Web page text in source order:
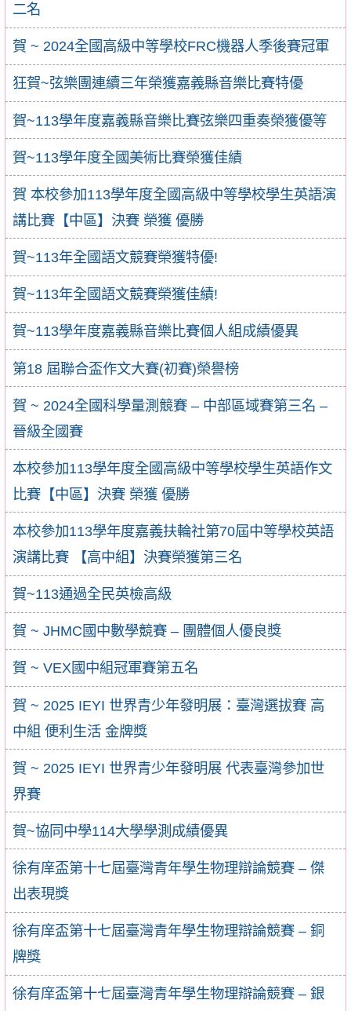
二名
賀 ~ 2024全國高級中等學校FRC機器人季後賽冠軍
狂賀~弦樂團連續三年榮獲嘉義縣音樂比賽特優
賀~113學年度嘉義縣音樂比賽弦樂四重奏榮獲優等
賀~113學年度全國美術比賽榮獲佳績
賀 本校參加113學年度全國高級中等學校學生英語演
講比賽【中區】決賽 榮獲 優勝
賀~113年全國語文競賽榮獲特優!
賀~113年全國語文競賽榮獲佳績!
賀~113學年度嘉義縣音樂比賽個人組成績優異
第18 屆聯合盃作文大賽(初賽)榮譽榜
賀 ~ 2024全國科學量測競賽 – 中部區域賽第三名 –
晉級全國賽
本校參加113學年度全國高級中等學校學生英語作文
比賽【中區】決賽 榮獲 優勝
本校參加113學年度嘉義扶輪社第70屆中等學校英語
演講比賽 【高中組】決賽榮獲第三名
賀~113通過全民英檢高級
賀 ~ JHMC國中數學競賽 – 團體個人優良獎
賀 ~ VEX國中組冠軍賽第五名
賀 ~ 2025 IEYI 世界青少年發明展：臺灣選拔賽 高
中組 便利生活 金牌獎
賀 ~ 2025 IEYI 世界青少年發明展 代表臺灣參加世
界賽
賀~協同中學114大學學測成績優異
徐有庠盃第十七屆臺灣青年學生物理辯論競賽 – 傑
出表現獎
徐有庠盃第十七屆臺灣青年學生物理辯論競賽 – 銅
牌獎
徐有庠盃第十七屆臺灣青年學生物理辯論競賽 – 銀